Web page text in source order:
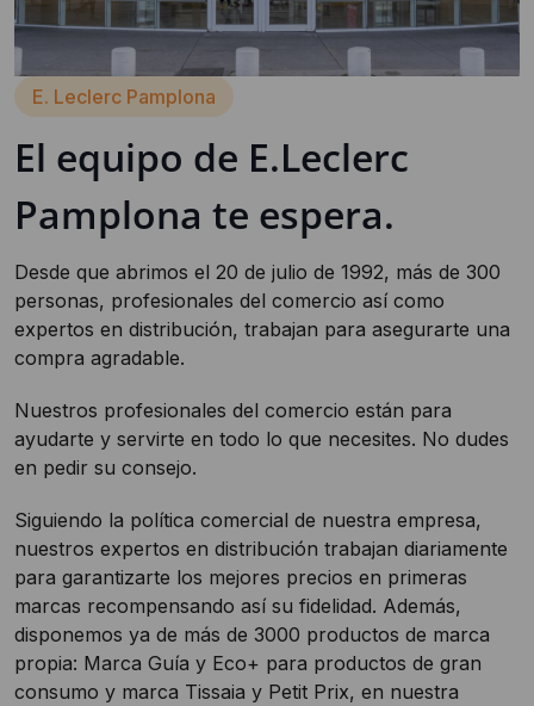
E. Leclerc Pamplona
El equipo de E.Leclerc
Pamplona te espera.
Desde que abrimos el 20 de julio de 1992, más de 300
personas, profesionales del comercio así como
expertos en distribución, trabajan para asegurarte una
compra agradable.
Nuestros profesionales del comercio están para
ayudarte y servirte en todo lo que necesites. No dudes
en pedir su consejo.
Siguiendo la política comercial de nuestra empresa,
nuestros expertos en distribución trabajan diariamente
para garantizarte los mejores precios en primeras
marcas recompensando así su fidelidad. Además,
disponemos ya de más de 3000 productos de marca
propia: Marca Guía y Eco+ para productos de gran
consumo y marca Tissaia y Petit Prix, en nuestra